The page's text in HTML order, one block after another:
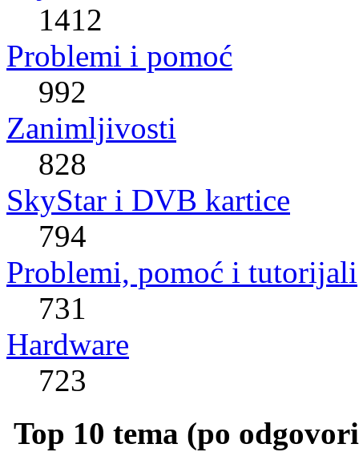
1412
Problemi i pomoć
992
Zanimljivosti
828
SkyStar i DVB kartice
794
Problemi, pomoć i tutorijali
731
Hardware
723
Top 10 tema (po